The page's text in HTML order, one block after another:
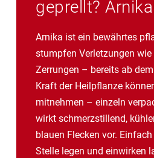
geprellt?
Arnika ist ein bewährtes
stumpfen Verletzungen wie
Zerrungen – bereits ab
Kraft der Heilpflanze
mitnehmen – einzeln
wirkt schmerzstillend,
blauen Flecken vor.
Stelle legen und einwirken